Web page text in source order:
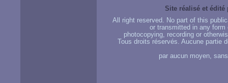
Site réalisé et édité
All right reserved. No part of this
or transmitted in any
photocopying, recording or
Tous droits réservés. Aucune
par aucun moyen,